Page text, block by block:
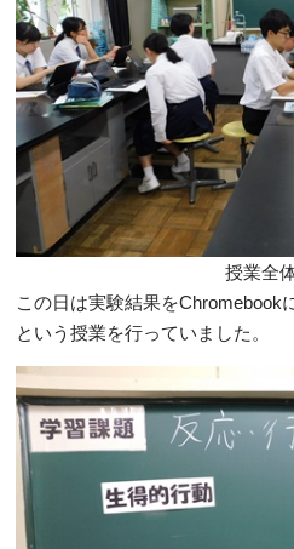
授業全
この日は実験結果をChromebook
という授業を行っていました。